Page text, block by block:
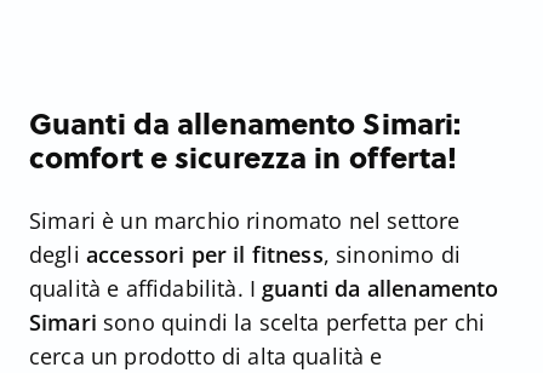
Guanti da allenamento Simari:
comfort e sicurezza in offerta!
Simari è un marchio rinomato nel settore
degli accessori per il fitness, sinonimo di
qualità e affidabilità. I guanti da allenamento
Simari sono quindi la scelta perfetta per chi
cerca un prodotto di alta qualità e